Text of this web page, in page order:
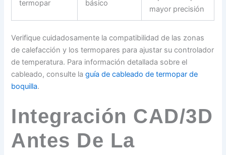
termopar básico
mayor precisión
Verifique cuidadosamente la compatibilidad de las zonas
de calefacción y los termopares para ajustar su controlador
de temperatura. Para información detallada sobre el
cableado, consulte laguía de cableado de termopar de
boquilla.
Integración CAD/3D
Antes De La